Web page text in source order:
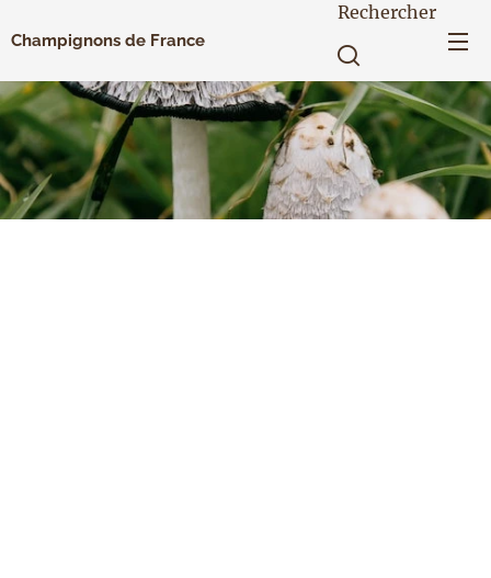
Champignons de France
Rechercher